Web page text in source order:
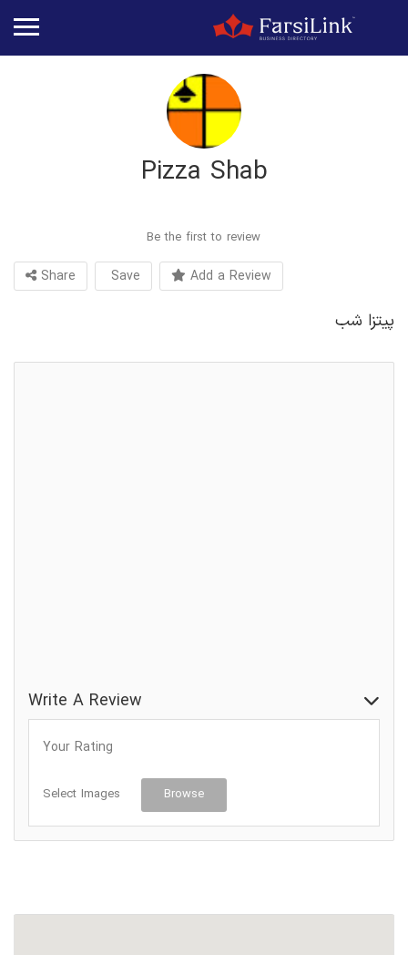
Pizza Shab
Be the first to review
Share Save Add a Review
پیتزا شب
Write A Review
Your Rating
Select Images Browse